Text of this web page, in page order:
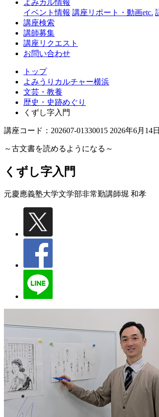
浜
よみカル情報
イベント情報 講座リポート・動画etc.
講座検索
講師募集
講座リクエスト
お問い合わせ
トップ
よみうりカルチャー横浜
文芸・教養
歴史・史跡めぐり
くずし字入門
講座コード：202607-01330015 2026年6月14
～古文書を読めるようになる～
くずし字入門
元慶應義塾大学文学部非常勤講師堀 和孝